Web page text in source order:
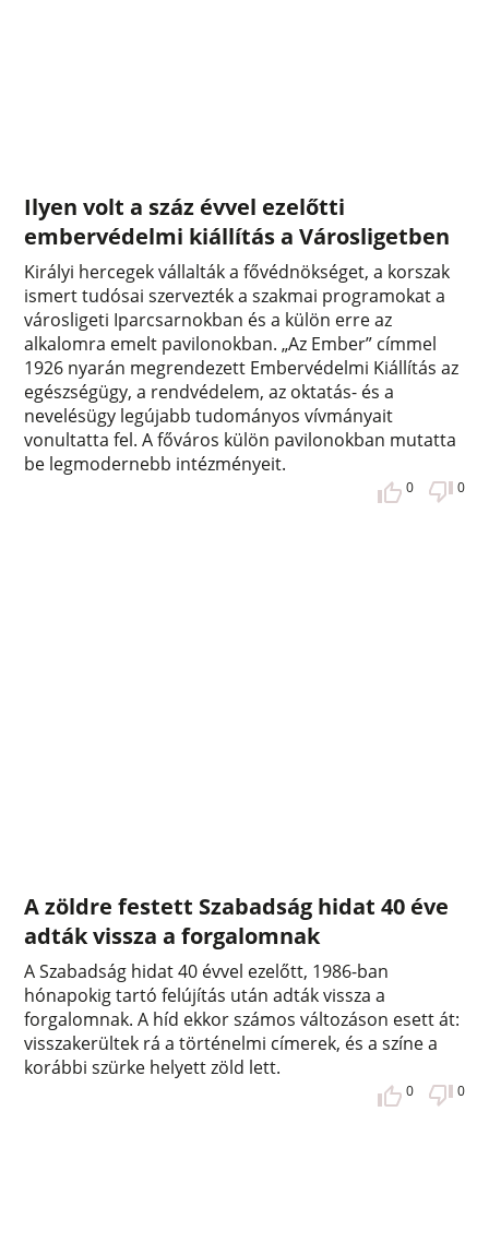
Ilyen volt a száz évvel ezelőtti
embervédelmi kiállítás a Városligetben
Királyi hercegek vállalták a fővédnökséget, a korszak
ismert tudósai szervezték a szakmai programokat a
városligeti Iparcsarnokban és a külön erre az
alkalomra emelt pavilonokban. „Az Ember” címmel
1926 nyarán megrendezett Embervédelmi Kiállítás az
egészségügy, a rendvédelem, az oktatás- és a
nevelésügy legújabb tudományos vívmányait
vonultatta fel. A főváros külön pavilonokban mutatta
be legmodernebb intézményeit.
0 0
A zöldre festett Szabadság hidat 40 éve
adták vissza a forgalomnak
A Szabadság hidat 40 évvel ezelőtt, 1986-ban
hónapokig tartó felújítás után adták vissza a
forgalomnak. A híd ekkor számos változáson esett át:
visszakerültek rá a történelmi címerek, és a színe a
korábbi szürke helyett zöld lett.
0 0